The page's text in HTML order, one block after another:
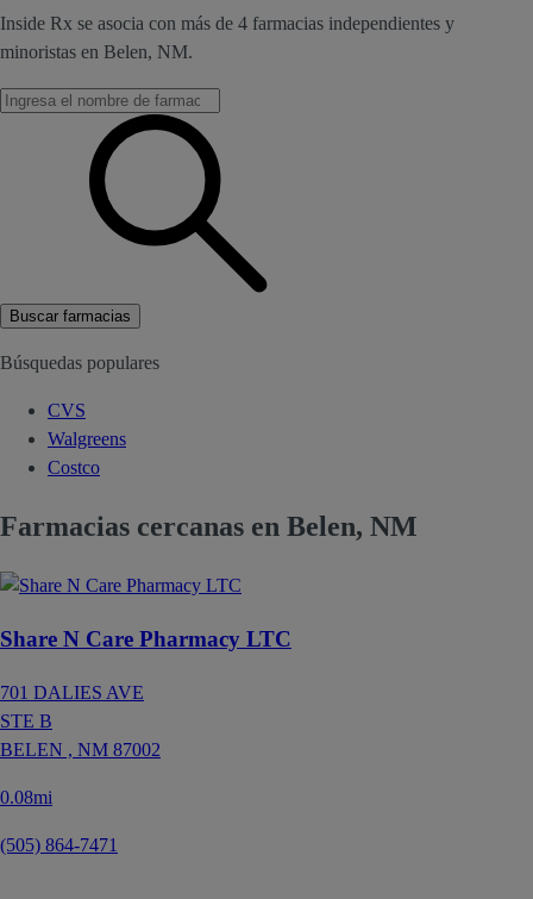
Inside Rx se asocia con más de 4 farmacias independientes y
minoristas en Belen, NM.
Buscar farmacias
Búsquedas populares
CVS
Walgreens
Costco
Farmacias cercanas en Belen, NM
Share N Care Pharmacy LTC
701 DALIES AVE
STE B
BELEN , NM 87002
0.08mi
(505) 864-7471